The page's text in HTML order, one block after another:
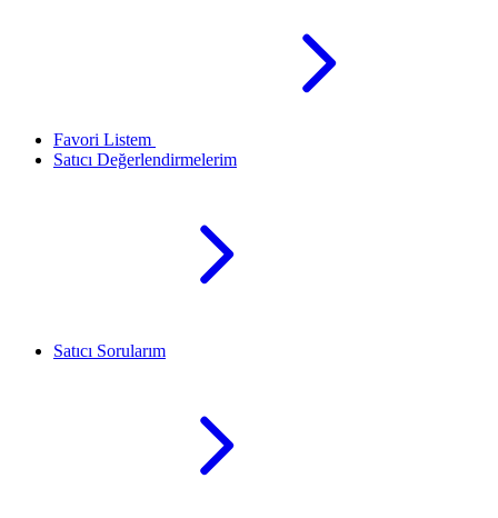
Favori Listem
Satıcı Değerlendirmelerim
Satıcı Sorularım